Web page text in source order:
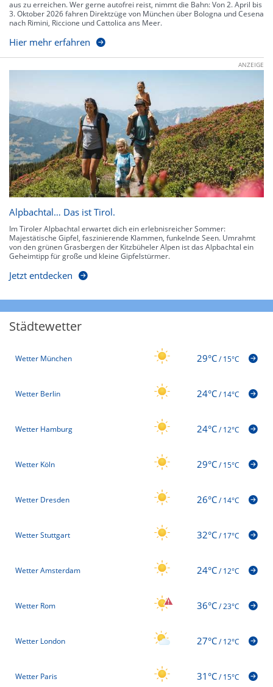
aus zu erreichen. Wer gerne autofrei reist, nimmt die Bahn: Von 2. April bis
3. Oktober 2026 fahren Direktzüge von München über Bologna und Cesena
nach Rimini, Riccione und Cattolica ans Meer.
Hier mehr erfahren
ANZEIGE
Alpbachtal… Das ist Tirol.
Im Tiroler Alpbachtal erwartet dich ein erlebnisreicher Sommer:
Majestätische Gipfel, faszinierende Klammen, funkelnde Seen. Umrahmt
von den grünen Grasbergen der Kitzbüheler Alpen ist das Alpbachtal ein
Geheimtipp für große und kleine Gipfelstürmer.
Jetzt entdecken
Städtewetter
Wetter München 29°C/15°C
Wetter Berlin 24°C/14°C
Wetter Hamburg 24°C/12°C
Wetter Köln 29°C/15°C
Wetter Dresden 26°C/14°C
Wetter Stuttgart 32°C/17°C
Wetter Amsterdam 24°C/12°C
Wetter Rom 36°C/23°C
Wetter London 27°C/12°C
Wetter Paris 31°C/15°C